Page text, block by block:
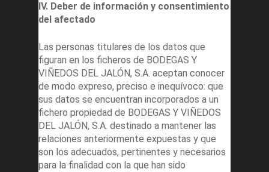
IV. Deber de información y consentimiento
del afectado
Las personas titulares de los datos que
figuran en los ficheros de BODEGAS Y
VIÑEDOS DEL JALÓN, S.A. aceptan conocer
de modo expreso, preciso e inequívoco: que
sus datos se encuentran incorporados a un
fichero propiedad de BODEGAS Y VIÑEDOS
DEL JALÓN, S.A. destinado a mantener las
relaciones anteriormente expuestas y que
son los adecuados, pertinentes y necesarios
para la finalidad con la que han sido